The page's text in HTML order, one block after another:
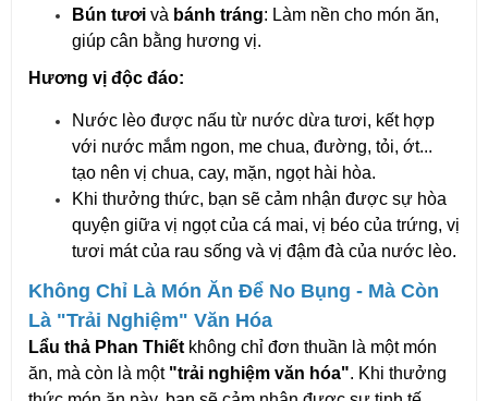
Bún tươi và bánh tráng: Làm nền cho món ăn,
giúp cân bằng hương vị.
Hương vị độc đáo:
Nước lèo được nấu từ nước dừa tươi, kết hợp
với nước mắm ngon, me chua, đường, tỏi, ớt...
tạo nên vị chua, cay, mặn, ngọt hài hòa.
Khi thưởng thức, bạn sẽ cảm nhận được sự hòa
quyện giữa vị ngọt của cá mai, vị béo của trứng, vị
tươi mát của rau sống và vị đậm đà của nước lèo.
Không Chỉ Là Món Ăn Để No Bụng - Mà Còn
Là "Trải Nghiệm" Văn Hóa
Lẩu thả Phan Thiết không chỉ đơn thuần là một món
ăn, mà còn là một "trải nghiệm văn hóa". Khi thưởng